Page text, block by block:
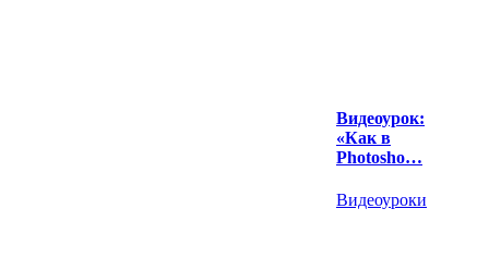
Видеоурок:
«Как в
Photosho…
Видеоуроки